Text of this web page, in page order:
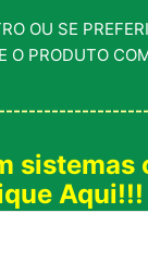
OU SE
O PRODUTO
sistemas
Aqui!!!